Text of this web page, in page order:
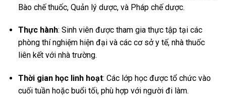
Bào chế thuốc, Quản lý dược, và Pháp chế dược.
Thực hành: Sinh viên được tham gia thực tập tại các
phòng thí nghiệm hiện đại và các cơ sở y tế, nhà thuốc
liên kết với nhà trường.
Thời gian học linh hoạt: Các lớp học được tổ chức vào
cuối tuần hoặc buổi tối, phù hợp với người đi làm.